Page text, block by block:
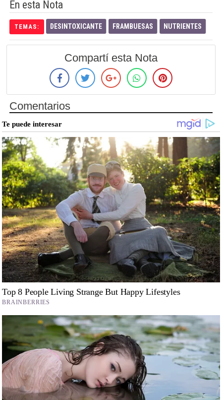
En esta Nota
TEMAS: DESINTOXICANTE FRAMBUESAS NUTRIENTES
Compartí esta Nota
Comentarios